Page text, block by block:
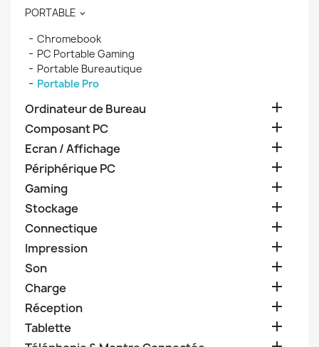
PORTABLE 
Chromebook
PC Portable Gaming
Portable Bureautique
Portable Pro
Ordinateur de Bureau 
Composant PC 
Ecran / Affichage 
Périphérique PC 
Gaming 
Stockage 
Connectique 
Impression 
Son 
Charge 
Réception 
Tablette 